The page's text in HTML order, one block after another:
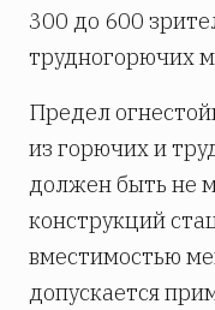
300 до 600
трудногорючих
Предел
из горючих и
должен быть не
конструкций
вместимостью
допускается